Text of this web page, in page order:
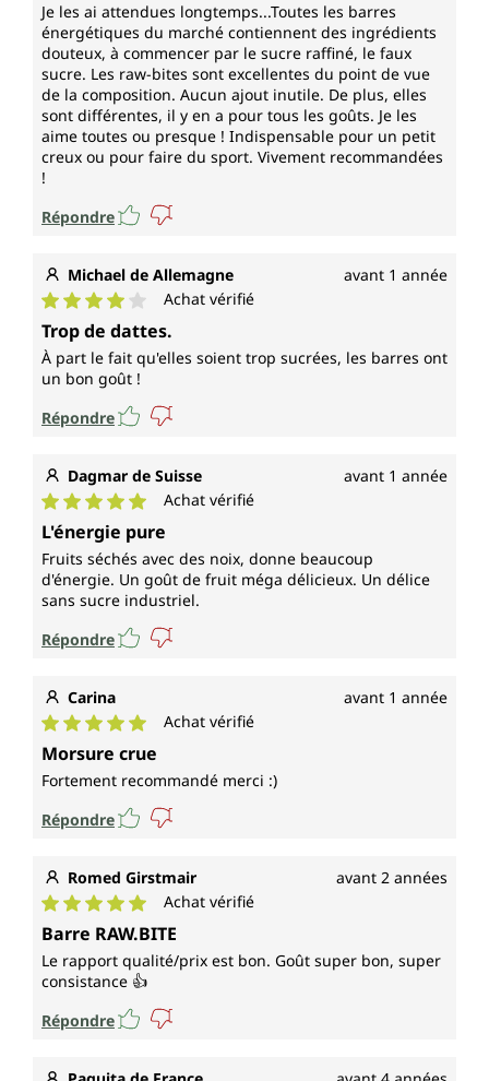
Je les ai attendues longtemps...Toutes les barres
énergétiques du marché contiennent des ingrédients
douteux, à commencer par le sucre raffiné, le faux
sucre. Les raw-bites sont excellentes du point de vue
de la composition. Aucun ajout inutile. De plus, elles
sont différentes, il y en a pour tous les goûts. Je les
aime toutes ou presque ! Indispensable pour un petit
creux ou pour faire du sport. Vivement recommandées
!
Répondre
Michael de Allemagne avant 1 année
Note moyenne de 4 sur 5 étoiles
Achat vérifié
Trop de dattes.
À part le fait qu'elles soient trop sucrées, les barres ont
un bon goût !
Répondre
Dagmar de Suisse avant 1 année
Note moyenne de 5 sur 5 étoiles
Achat vérifié
L'énergie pure
Fruits séchés avec des noix, donne beaucoup
d'énergie. Un goût de fruit méga délicieux. Un délice
sans sucre industriel.
Répondre
Carina avant 1 année
Note moyenne de 5 sur 5 étoiles
Achat vérifié
Morsure crue
Fortement recommandé merci :)
Répondre
Romed Girstmair avant 2 années
Note moyenne de 5 sur 5 étoiles
Achat vérifié
Barre RAW.BITE
Le rapport qualité/prix est bon. Goût super bon, super
consistance 👍
Répondre